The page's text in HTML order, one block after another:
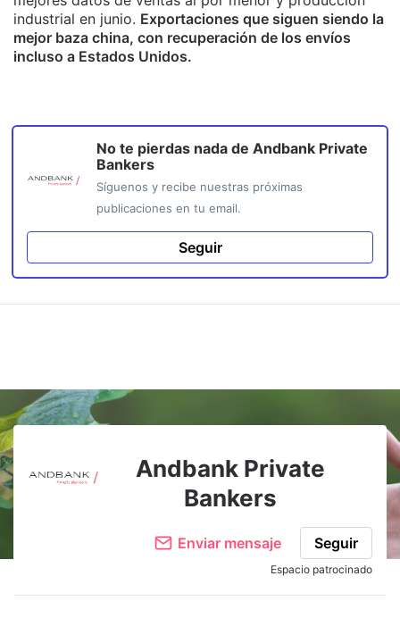
industrial en junio. Exportaciones que siguen siendo la
mejor baza china, con recuperación de los envíos
incluso a Estados Unidos.
No te pierdas nada de Andbank Private
Bankers
Síguenos y recibe nuestras próximas
publicaciones en tu email.
Seguir
Andbank Private
Bankers
Enviar mensaje Seguir
Espacio patrocinado